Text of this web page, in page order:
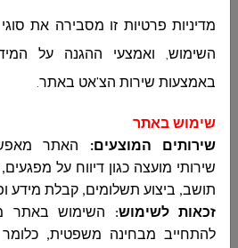
מדיניות פרטיות זו מסבירה את
השימוש, ואמצעי ההגנה על
באמצעות שירות הצ'אט באתר.
שימוש באתר
שירותים המוצעים: האתר
שירותי מועצה כגון דיווח על מפגעים,
תושב, ביצוע תשלומים, קבלת מידע
זכאות לשימוש: השימוש באתר
להתחייב מבחינה משפטית,